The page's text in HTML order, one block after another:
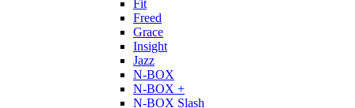
Fit
Freed
Grace
Insight
Jazz
N-BOX
N-BOX +
N-BOX Slash